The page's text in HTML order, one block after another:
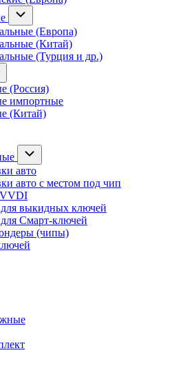
(Европа)
(Китай)
(Турция и др.)
(Россия)
импортные
(Китай)
авто
авто с местом под чип
VVDI
выкидных ключей
Смарт-ключей
(чипы)